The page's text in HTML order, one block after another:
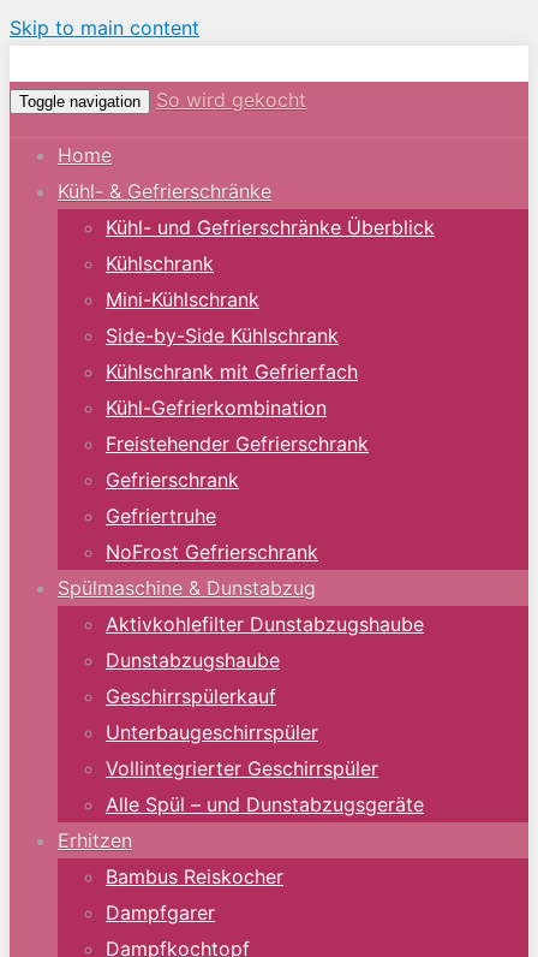
Skip to main content
Toggle navigation So wird gekocht
Home
Kühl- & Gefrierschränke
Kühl- und Gefrierschränke Überblick
Kühlschrank
Mini-Kühlschrank
Side-by-Side Kühlschrank
Kühlschrank mit Gefrierfach
Kühl-Gefrierkombination
Freistehender Gefrierschrank
Gefrierschrank
Gefriertruhe
NoFrost Gefrierschrank
Spülmaschine & Dunstabzug
Aktivkohlefilter Dunstabzugshaube
Dunstabzugshaube
Geschirrspülerkauf
Unterbaugeschirrspüler
Vollintegrierter Geschirrspüler
Alle Spül – und Dunstabzugsgeräte
Erhitzen
Bambus Reiskocher
Dampfgarer
Dampfkochtopf